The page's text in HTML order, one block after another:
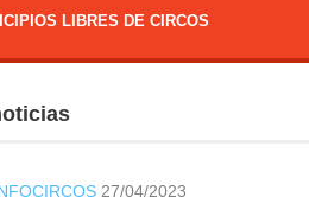
LIBRES DE CIRCOS
27/04/2023